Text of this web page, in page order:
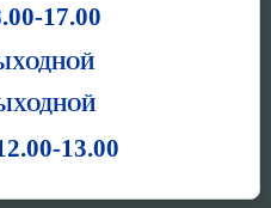
17.00
13.00